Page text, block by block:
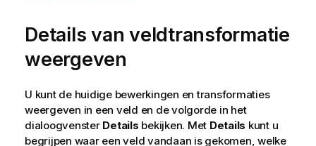
Details van veldtransformatie
weergeven
U kunt de huidige bewerkingen en transformaties
weergeven in een veld en de volgorde in het
dialoogvenster Details bekijken. Met Details kunt u
begrijpen waar een veld vandaan is gekomen, welke